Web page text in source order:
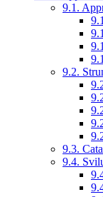
9.1.
9.2.
9.3.
9.4.